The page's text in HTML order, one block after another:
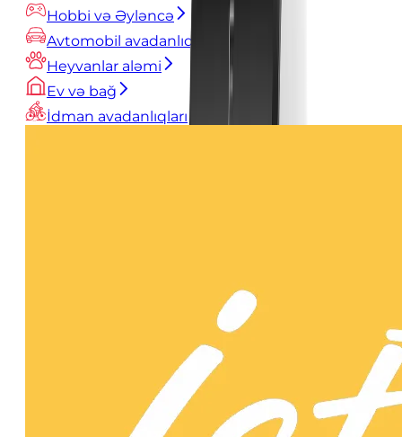
Hobbi və Əyləncə
Avtomobil avadanlıqları
Heyvanlar aləmi
Ev və bağ
İdman avadanlıqları